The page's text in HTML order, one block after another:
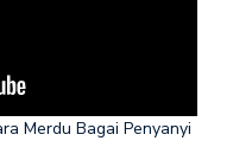
Merdu Bagai Penyanyi